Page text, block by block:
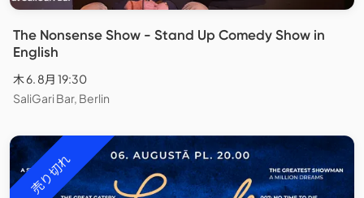
The Nonsense Show - Stand Up Comedy Show in
English
木 6. 8月 19:30
SaliGari Bar, Berlin
売り切れ